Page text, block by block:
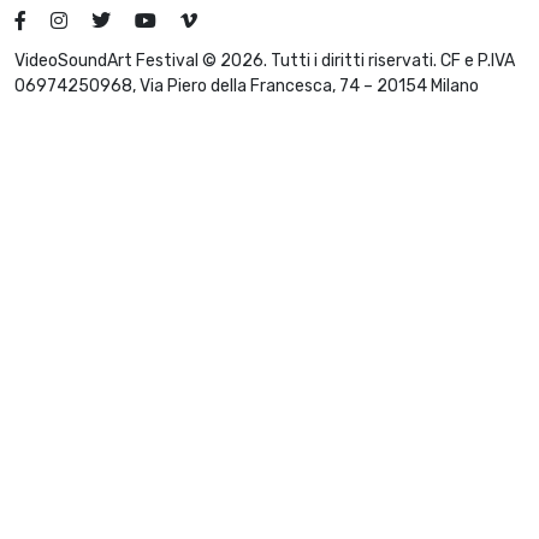
VideoSoundArt Festival © 2026. Tutti i diritti riservati. CF e P.IVA
06974250968, Via Piero della Francesca, 74 – 20154 Milano